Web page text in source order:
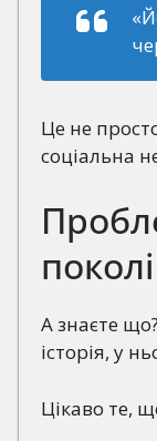
Це не
соціальна
А знаєте
історія, у
Цікаво те,